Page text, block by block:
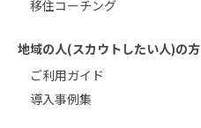
移住コーチング
地域の人(スカウトしたい人)の方
ご利用ガイド
導入事例集